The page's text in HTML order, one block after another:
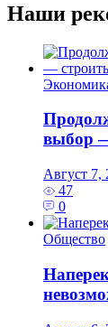
Наши
выбор
Август 7,
47
0
Общество